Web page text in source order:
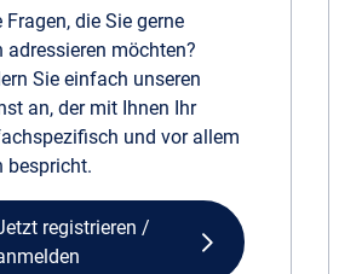
Fragen, die Sie gerne
adressieren möchten?
Sie einfach unseren
an, der mit Ihnen Ihr
und vor allem
bespricht.
registrieren /